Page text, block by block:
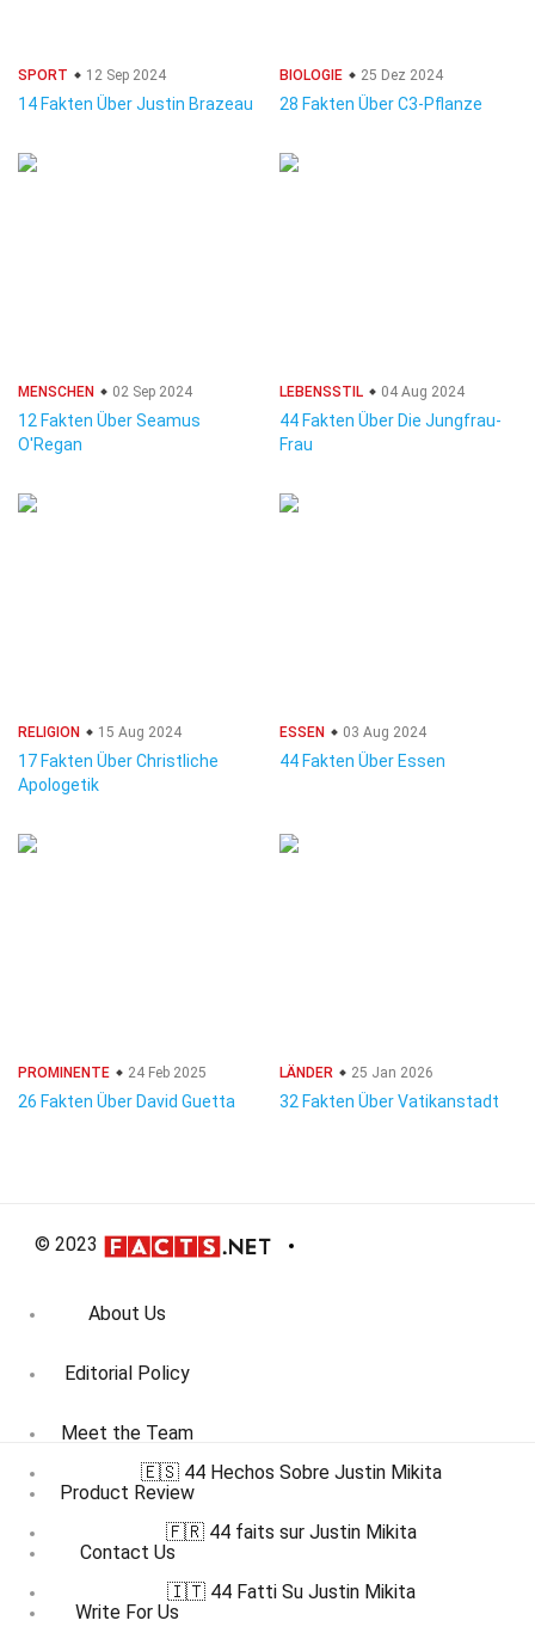
SPORT 12 Sep 2024
14 Fakten Über Justin Brazeau
BIOLOGIE 25 Dez 2024
28 Fakten Über C3-Pflanze
MENSCHEN 02 Sep 2024
12 Fakten Über Seamus
O'Regan
LEBENSSTIL 04 Aug 2024
44 Fakten Über Die Jungfrau-
Frau
RELIGION 15 Aug 2024
17 Fakten Über Christliche
Apologetik
ESSEN 03 Aug 2024
44 Fakten Über Essen
PROMINENTE 24 Feb 2025
26 Fakten Über David Guetta
LÄNDER 25 Jan 2026
32 Fakten Über Vatikanstadt
© 2023
About Us
Editorial Policy
Meet the Team
Product Review
Contact Us
Write For Us
🇪🇸 44 Hechos Sobre Justin Mikita
🇫🇷 44 faits sur Justin Mikita
🇮🇹 44 Fatti Su Justin Mikita